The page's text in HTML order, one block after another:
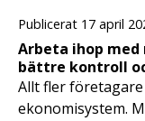
Publicerat 17 april
Arbeta ihop
bättre kontroll
Allt fler
ekonomisystem.